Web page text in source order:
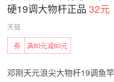
硬19调大物杆正品 32元
天猫
满80元减60元
券
邓刚天元浪尖大物杆19调鱼竿